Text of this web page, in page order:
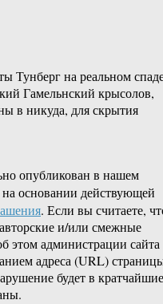
Тунберг на реальном
Гамельнский крысолов,
в никуда, для скрытия
опубликован в нашем
на основании действующей
. Если вы считаете,
и/или смежные
этом администрации сайта
адреса (URL)
будет в кратчайшие